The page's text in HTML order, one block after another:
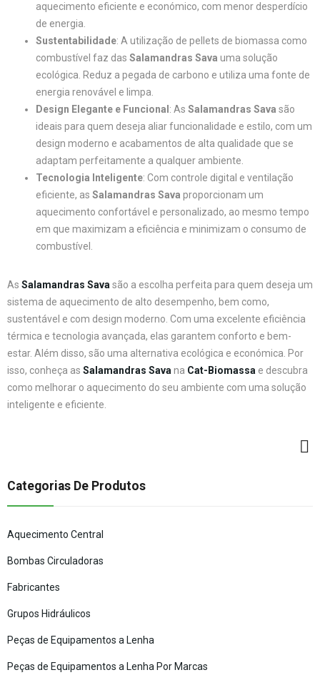
aquecimento eficiente e económico, com menor desperdício
de energia.
Sustentabilidade: A utilização de pellets de biomassa como
combustível faz das Salamandras Sava uma solução
ecológica. Reduz a pegada de carbono e utiliza uma fonte de
energia renovável e limpa.
Design Elegante e Funcional : As Salamandras Sava são
ideais para quem deseja aliar funcionalidade e estilo, com um
design moderno e acabamentos de alta qualidade que se
adaptam perfeitamente a qualquer ambiente.
Tecnologia Inteligente: Com controle digital e ventilação
eficiente, as Salamandras Sava proporcionam um
aquecimento confortável e personalizado, ao mesmo tempo
em que maximizam a eficiência e minimizam o consumo de
combustível.
As Salamandras Savasão a escolha perfeita para quem deseja um
sistema de aquecimento de alto desempenho, bem como,
sustentável e com design moderno. Com uma excelente eficiência
térmica e tecnologia avançada, elas garantem conforto e bem-
estar. Além disso, são uma alternativa ecológica e económica. Por
isso, conheça as Salamandras Savana Cat-Biomassa e descubra
como melhorar o aquecimento do seu ambiente com uma solução
inteligente e eficiente.
Categorias De Produtos
Aquecimento Central
Bombas Circuladoras
Fabricantes
Grupos Hidráulicos
Peças de Equipamentos a Lenha
Peças de Equipamentos a Lenha Por Marcas